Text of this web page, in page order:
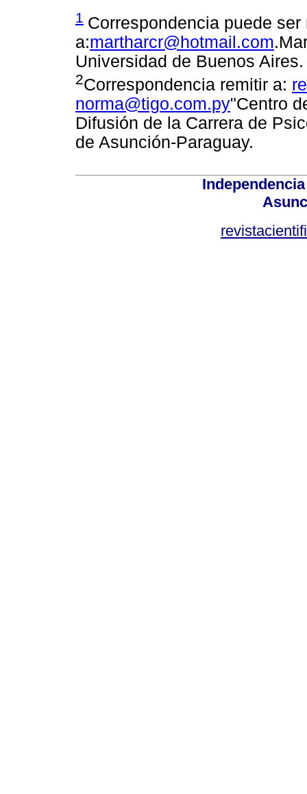
1 Correspondencia puede ser
a:martharcr@hotmail.com
Universidad de Buenos Aires.
2Correspondencia remitir a:
norma@tigo.com.py"Centro
Difusión de la Carrera de
de Asunción-Paraguay.